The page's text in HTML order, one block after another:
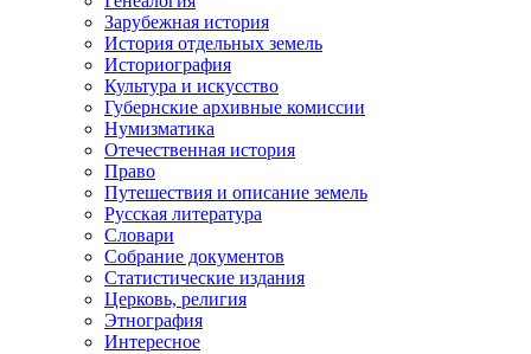
Зарубежная история
История отдельных земель
Историография
Культура и искусство
Губернские архивные комиссии
Нумизматика
Отечественная история
Право
Путешествия и описание земель
Русская литература
Словари
Собрание документов
Статистические издания
Церковь, религия
Этнография
Интересное